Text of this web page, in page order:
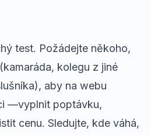
test. Požádejte někoho,
kolegu z jiné
aby na webu
—vyplnit poptávku,
cenu. Sledujte, kde váhá,